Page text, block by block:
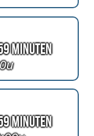
Minuten
Minuten